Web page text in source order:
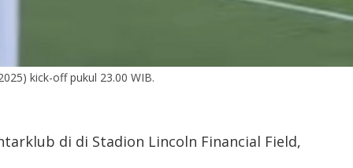
kick-off pukul 23.00 WIB.
di di Stadion Lincoln Financial Field,